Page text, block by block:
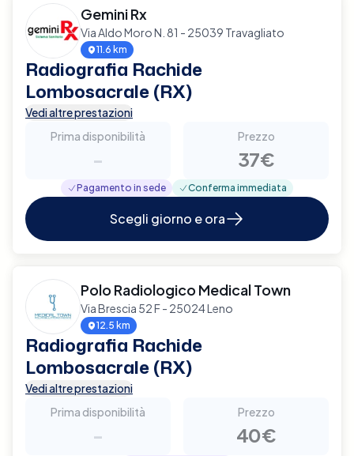
Gemini Rx
Via Aldo Moro N. 81 - 25039 Travagliato
11.6 km
Radiografia Rachide
Lombosacrale (RX)
Vedi altre prestazioni
Prima disponibilità
-
Prezzo
37€
Pagamento in sede Conferma immediata
Scegli giorno e ora
Polo Radiologico Medical Town
Via Brescia 52 F - 25024 Leno
12.5 km
Radiografia Rachide
Lombosacrale (RX)
Vedi altre prestazioni
Prima disponibilità
-
Prezzo
40€